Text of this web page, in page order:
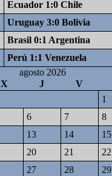
Ecuador 1:0 Chile
Uruguay 3:0 Bolivia
Brasil 0:1 Argentina
Perú 1:1 Venezuela
agosto 2026
X J V
1
6 7 8
13 14 15
20 21 22
27 28 29